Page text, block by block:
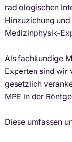
radiologischen
Hinzuziehung
Medizinphysik-
Als fachkundige
Experten sind wir
gesetzlich
MPE in der
Diese umfassen